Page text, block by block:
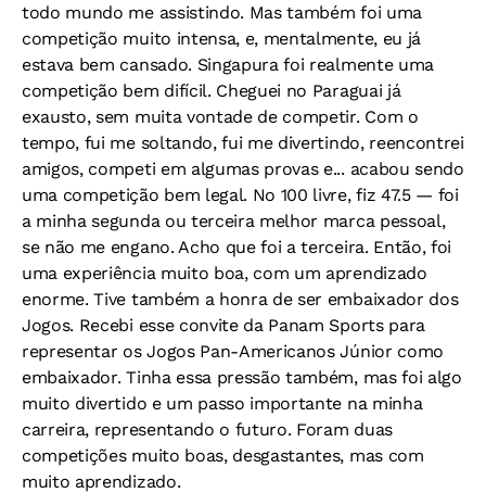
todo mundo me assistindo. Mas também foi uma
competição muito intensa, e, mentalmente, eu já
estava bem cansado. Singapura foi realmente uma
competição bem difícil. Cheguei no Paraguai já
exausto, sem muita vontade de competir. Com o
tempo, fui me soltando, fui me divertindo, reencontrei
amigos, competi em algumas provas e... acabou sendo
uma competição bem legal. No 100 livre, fiz 47.5 — foi
a minha segunda ou terceira melhor marca pessoal,
se não me engano. Acho que foi a terceira. Então, foi
uma experiência muito boa, com um aprendizado
enorme. Tive também a honra de ser embaixador dos
Jogos. Recebi esse convite da Panam Sports para
representar os Jogos Pan-Americanos Júnior como
embaixador. Tinha essa pressão também, mas foi algo
muito divertido e um passo importante na minha
carreira, representando o futuro. Foram duas
competições muito boas, desgastantes, mas com
muito aprendizado.